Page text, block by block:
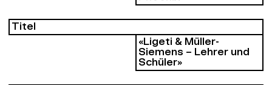
Titel
«Ligeti & Müller-
Siemens – Lehrer und
Schüler»